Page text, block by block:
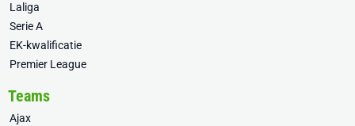
Laliga
Serie A
EK-kwalificatie
Premier League
Teams
Ajax